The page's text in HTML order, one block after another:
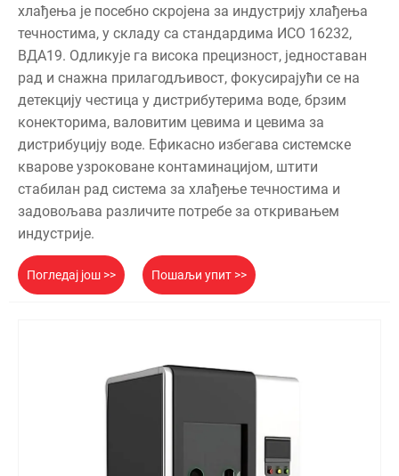
хлађења је посебно скројена за индустрију хлађења
течностима, у складу са стандардима ИСО 16232,
ВДА19. Одликује га висока прецизност, једноставан
рад и снажна прилагодљивост, фокусирајући се на
детекцију честица у дистрибутерима воде, брзим
конекторима, валовитим цевима и цевима за
дистрибуцију воде. Ефикасно избегава системске
кварове узроковане контаминацијом, штити
стабилан рад система за хлађење течностима и
задовољава различите потребе за откривањем
индустрије.
Погледај још >> Пошаљи упит >>